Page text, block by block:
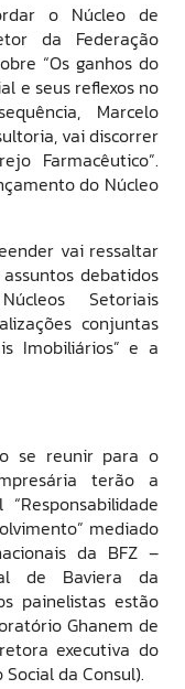
o Núcleo de
da Federação
“Os ganhos do
e seus reflexos no
Marcelo
vai discorrer
Farmacêutico”.
do Núcleo
vai ressaltar
debatidos
Setoriais
conjuntas
Imobiliários” e a
se reunir para o
terão a
mediado
da BFZ –
de Baviera da
painelistas estão
Ghanem de
executiva do
da Consul).